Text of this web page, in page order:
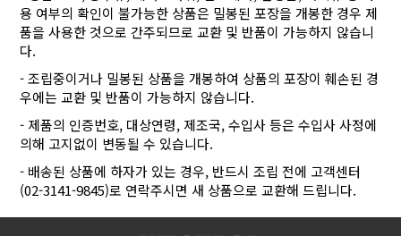
용 여부의 확인이 불가능한 상품은 밀봉된 포장을 개봉한 경우 제
품을 사용한 것으로 간주되므로 교환 및 반품이 가능하지 않습니
다.
- 조립중이거나 밀봉된 상품을 개봉하여 상품의 포장이 훼손된 경
우에는 교환 및 반품이 가능하지 않습니다.
- 제품의 인증번호, 대상연령, 제조국, 수입사 등은 수입사 사정에
의해 고지없이 변동될 수 있습니다.
- 배송된 상품에 하자가 있는 경우, 반드시 조립 전에 고객센터
(02-3141-9845)로 연락주시면 새 상품으로 교환해 드립니다.